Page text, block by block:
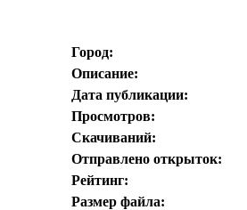
Город:
Описание:
Дата публикации:
Просмотров:
Скачиваний:
Отправлено открыток:
Рейтинг:
Размер файла: